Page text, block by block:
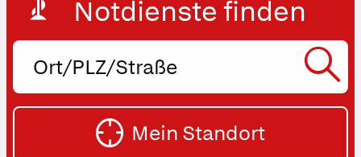
Notdienste finden
Ort,
oder
Straße
Mein Standort